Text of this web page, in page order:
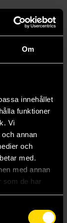
Om
innehållet
funktioner
Vi
annan
och
med.
med annan
som de har